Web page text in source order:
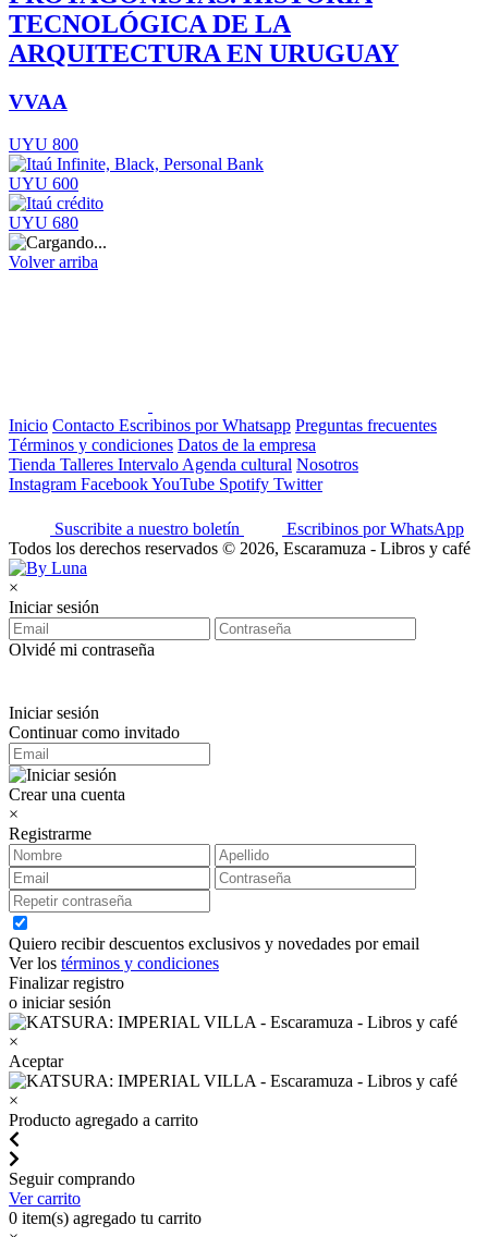
TECNOLÓGICA DE LA
ARQUITECTURA EN URUGUAY
VVAA
UYU 800
UYU 600
UYU 680
Volver arriba
Inicio Contacto Escribinos por Whatsapp Preguntas frecuentes
Términos y condiciones Datos de la empresa
Tienda Talleres Intervalo Agenda cultural Nosotros
Instagram FacebookYouTube Spotify Twitter
Suscribite a nuestro boletín
Escribinos por WhatsApp
Todos los derechos reservados © 2026, Escaramuza - Libros y café
×
Iniciar sesión
Olvidé mi contraseña
Iniciar sesión
Continuar como invitado
Crear una cuenta
×
Registrarme
Quiero recibir descuentos exclusivos y novedades por email
Ver los términos y condiciones
Finalizar registro
o iniciar sesión
×
Aceptar
×
Producto agregado a carrito
Seguir comprando
Ver carrito
0 item(s) agregado tu carrito